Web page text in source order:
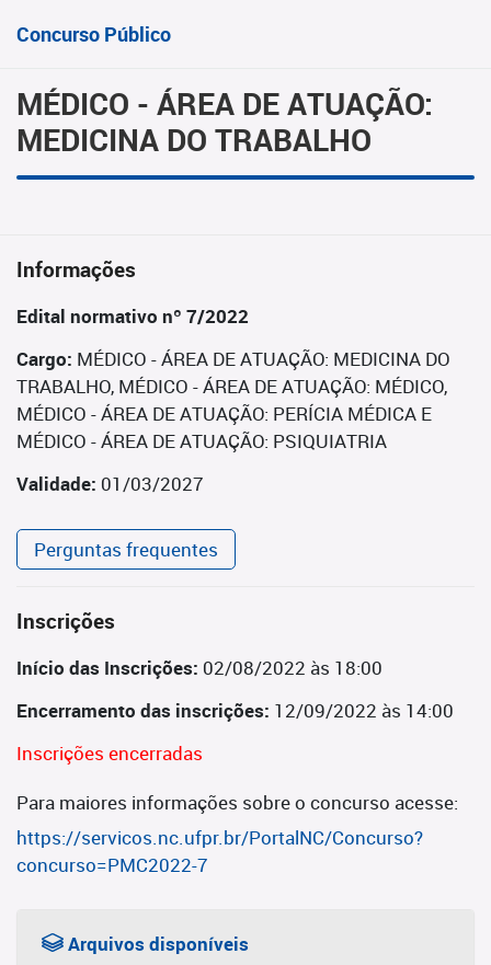
Concurso Público
MÉDICO - ÁREA DE ATUAÇÃO:
MEDICINA DO TRABALHO
Informações
Edital normativo nº 7/2022
Cargo: MÉDICO - ÁREA DE ATUAÇÃO: MEDICINA DO
TRABALHO, MÉDICO - ÁREA DE ATUAÇÃO: MÉDICO,
MÉDICO - ÁREA DE ATUAÇÃO: PERÍCIA MÉDICA E
MÉDICO - ÁREA DE ATUAÇÃO: PSIQUIATRIA
Validade: 01/03/2027
Perguntas frequentes
Inscrições
Início das Inscrições: 02/08/2022 às 18:00
Encerramento das inscrições: 12/09/2022 às 14:00
Inscrições encerradas
Para maiores informações sobre o concurso acesse:
https://servicos.nc.ufpr.br/PortalNC/Concurso?
concurso=PMC2022-7
Arquivos disponíveis